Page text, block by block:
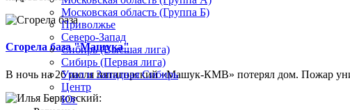
Сгорела база "Машука"
В ночь на 26 июля пятигорский «Машук-КМВ» потерял дом. Пожар
Московская область (Группа Б)
Приволжье
Северо-Запад
Сибирь (Высшая лига)
Сибирь (Первая лига)
Урал и Западная Сибирь
Центр
Юг